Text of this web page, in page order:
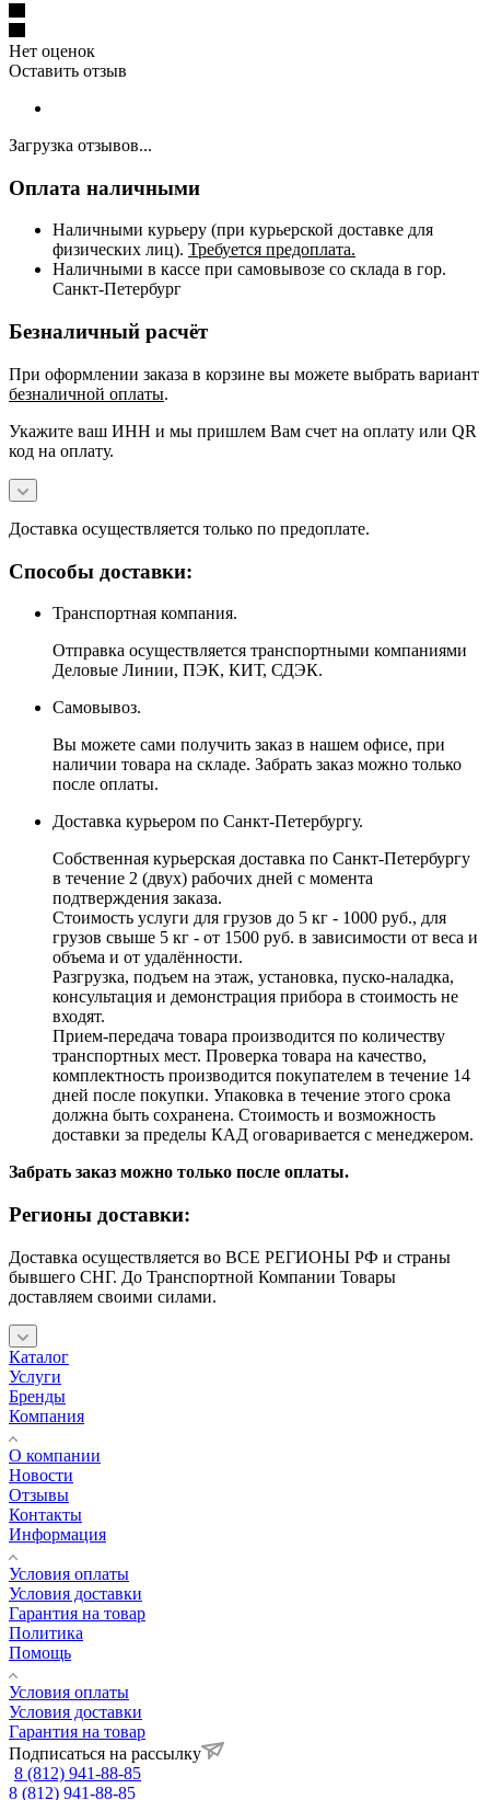
Нет оценок
Оставить отзыв
Загрузка отзывов...
Оплата наличными
Наличными курьеру (при курьерской доставке для
физических лиц). Требуется предоплата.
Наличными в кассе при самовывозе со склада в гор.
Санкт-Петербург
Безналичный расчёт
При оформлении заказа в корзине вы можете выбрать вариант
безналичной оплаты.
Укажите ваш ИНН и мы пришлем Вам счет на оплату или QR
код на оплату.
Доставка осуществляется только по предоплате.
Способы доставки:
Транспортная компания.
Отправка осуществляется транспортными компаниями
Деловые Линии, ПЭК, КИТ, СДЭК.
Самовывоз.
Вы можете сами получить заказ в нашем офисе, при
наличии товара на складе. Забрать заказ можно только
после оплаты.
Доставка курьером по Санкт-Петербургу.
Собственная курьерская доставка по Санкт-Петербургу
в течение 2 (двух) рабочих дней с момента
подтверждения заказа.
Стоимость услуги для грузов до 5 кг - 1000 руб., для
грузов свыше 5 кг - от 1500 руб. в зависимости от веса и
объема и от удалённости.
Разгрузка, подъем на этаж, установка, пуско-наладка,
консультация и демонстрация прибора в стоимость не
входят.
Прием-передача товара производится по количеству
транспортных мест. Проверка товара на качество,
комплектность производится покупателем в течение 14
дней после покупки. Упаковка в течение этого срока
должна быть сохранена. Стоимость и возможность
доставки за пределы КАД оговаривается с менеджером.
Забрать заказ можно только после оплаты.
Регионы доставки:
Доставка осуществляется во ВСЕ РЕГИОНЫ РФ и страны
бывшего СНГ. До Транспортной Компании Товары
доставляем своими силами.
Каталог
Услуги
Бренды
Компания
О компании
Новости
Отзывы
Контакты
Информация
Условия оплаты
Условия доставки
Гарантия на товар
Политика
Помощь
Условия оплаты
Условия доставки
Гарантия на товар
Подписаться на рассылку
8 (812) 941-88-85
8 (812) 941-88-85